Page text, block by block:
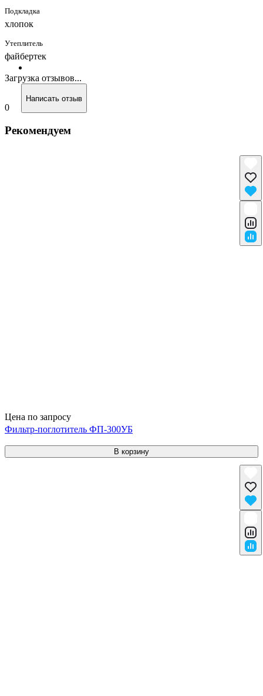
Подкладка
хлопок
Утеплитель
файбертек
Загрузка отзывов...
0
Написать отзыв
Рекомендуем
Цена по запросу
Фильтр-поглотитель ФП-300УБ
В корзину